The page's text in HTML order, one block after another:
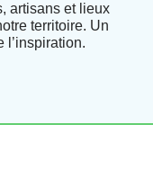
artisans et lieux
territoire. Un
l’inspiration.